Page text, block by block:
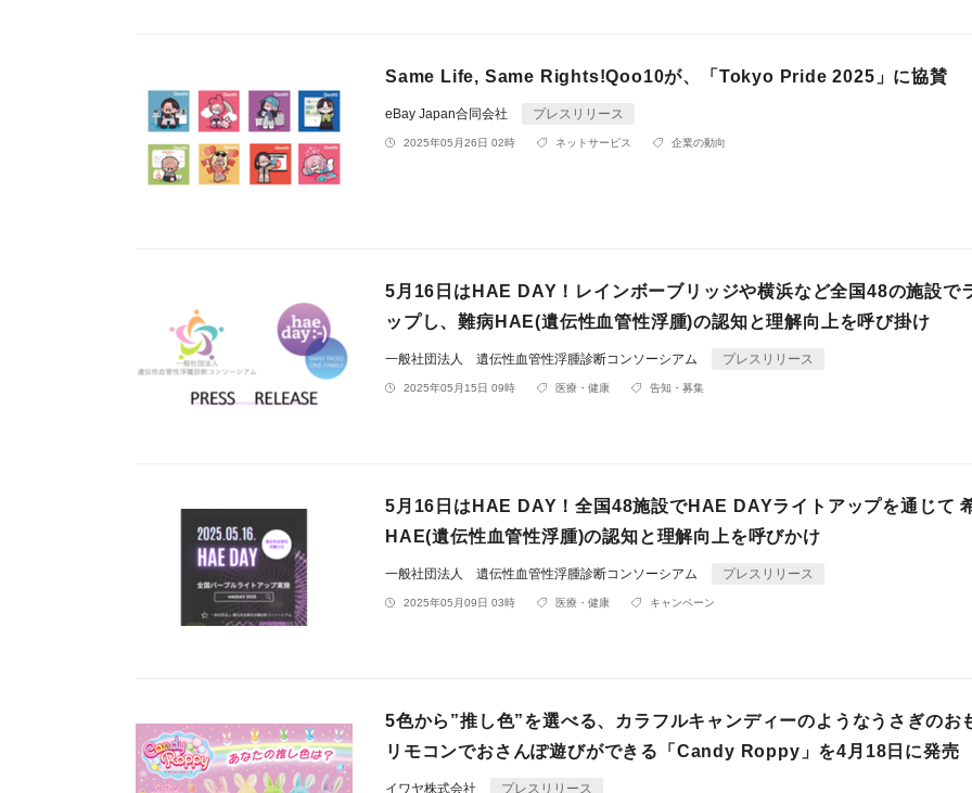
Same Life, Same Rights!Qoo10が、「Tokyo Pride 2025」に協賛
eBay Japan合同会社 プレスリリース
2025年05月26日 02時 ネットサービス 企業の動向
5月16日はHAE DAY！レインボーブリッジや横浜など全国48の施設で
ップし、難病HAE(遺伝性血管性浮腫)の認知と理解向上を呼び掛け
一般社団法人 遺伝性血管性浮腫診断コンソーシアム プレスリリース
2025年05月15日 09時 医療・健康 告知・募集
5月16日はHAE DAY！全国48施設でHAE DAYライトアップを通じて
HAE(遺伝性血管性浮腫)の認知と理解向上を呼びかけ
一般社団法人 遺伝性血管性浮腫診断コンソーシアム プレスリリース
2025年05月09日 03時 医療・健康 キャンペーン
5色から”推し色”を選べる、カラフルキャンディーのようなうさぎのお
リモコンでおさんぽ遊びができる「Candy Roppy」を4月18日に発売
イワヤ株式会社 プレスリリース